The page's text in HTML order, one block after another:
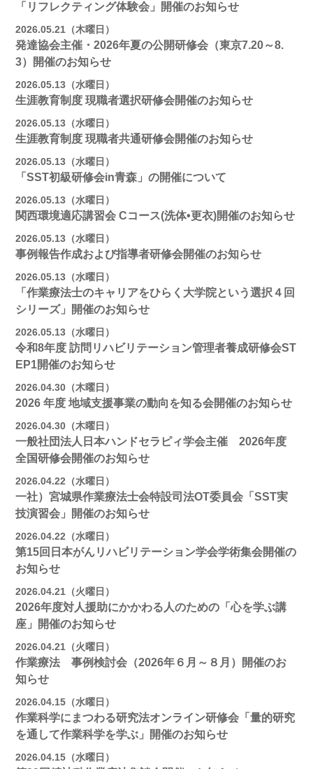
「リフレクティング体験会」開催のお知らせ
2026.05.21（木曜日）
発達協会主催・2026年夏の公開研修会（東京7.20～8.
3）開催のお知らせ
2026.05.13（水曜日）
生涯教育制度 現職者選択研修会開催のお知らせ
2026.05.13（水曜日）
生涯教育制度 現職者共通研修会開催のお知らせ
2026.05.13（水曜日）
「SST初級研修会in青森」の開催について
2026.05.13（水曜日）
関西環境適応講習会 Cコース(洗体•更衣)開催のお知らせ
2026.05.13（水曜日）
事例報告作成および指導者研修会開催のお知らせ
2026.05.13（水曜日）
「作業療法士のキャリアをひらく大学院という選択４回
シリーズ」開催のお知らせ
2026.05.13（水曜日）
令和8年度 訪問リハビリテーション管理者養成研修会ST
EP1開催のお知らせ
2026.04.30（木曜日）
2026 年度 地域支援事業の動向を知る会開催のお知らせ
2026.04.30（木曜日）
一般社団法人日本ハンドセラピィ学会主催 2026年度
全国研修会開催のお知らせ
2026.04.22（水曜日）
一社）宮城県作業療法士会特設司法OT委員会「SST実
技演習会」開催のお知らせ
2026.04.22（水曜日）
第15回日本がんリハビリテーション学会学術集会開催の
お知らせ
2026.04.21（火曜日）
2026年度対人援助にかかわる人のための「心を学ぶ講
座」開催のお知らせ
2026.04.21（火曜日）
作業療法 事例検討会（2026年６月～８月）開催のお
知らせ
2026.04.15（水曜日）
作業科学にまつわる研究法オンライン研修会「量的研究
を通して作業科学を学ぶ」開催のお知らせ
2026.04.15（水曜日）